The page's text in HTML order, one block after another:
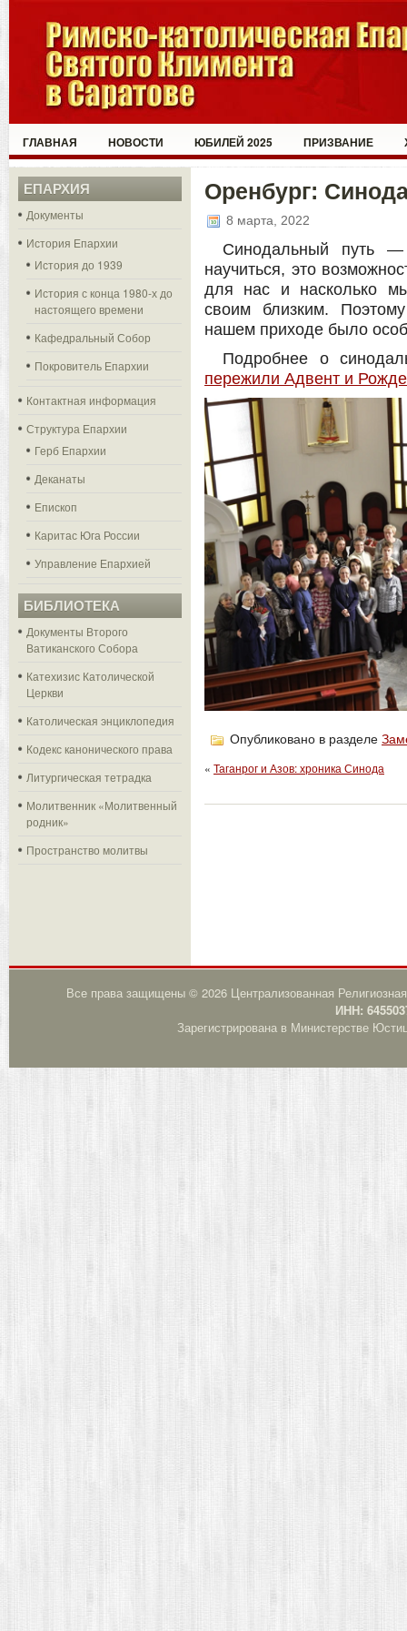
ГЛАВНАЯ НОВОСТИ ЮБИЛЕЙ 2025 ПРИЗВАНИЕ
ЕПАРХИЯ
Документы
История Епархии
История до 1939
История с конца 1980-х до
настоящего времени
Кафедральный Собор
Покровитель Епархии
Контактная информация
Структура Епархии
Герб Епархии
Деканаты
Епископ
Каритас Юга России
Управление Епархией
БИБЛИОТЕКА
Документы Второго
Ватиканского Собора
Катехизис Католической
Церкви
Католическая энциклопедия
Кодекс канонического права
Литургическая тетрадка
Молитвенник «Молитвенный
родник»
Пространство молитвы
Оренбург:
8 марта, 2022
Синодальный путь —
научиться, это
для нас и насколько
своим близким.
нашем приходе было
Подробнее о
пережили Адвент и
Опубликовано в разделе
« Таганрог и Азов: хроника Синода
Все права защищены © 2026 Централизованная
ИНН:
Зарегистрирована в Министерстве